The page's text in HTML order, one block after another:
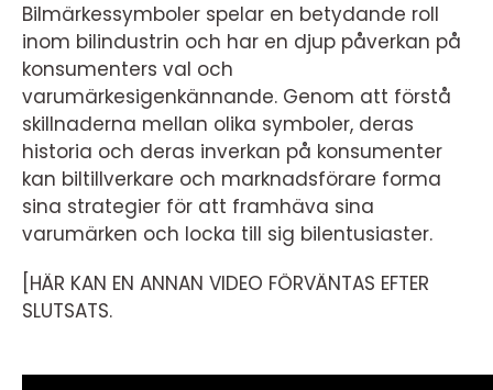
Bilmärkessymboler spelar en betydande roll
inom bilindustrin och har en djup påverkan på
konsumenters val och
varumärkesigenkännande. Genom att förstå
skillnaderna mellan olika symboler, deras
historia och deras inverkan på konsumenter
kan biltillverkare och marknadsförare forma
sina strategier för att framhäva sina
varumärken och locka till sig bilentusiaster.
[HÄR KAN EN ANNAN VIDEO FÖRVÄNTAS EFTER
SLUTSATS.